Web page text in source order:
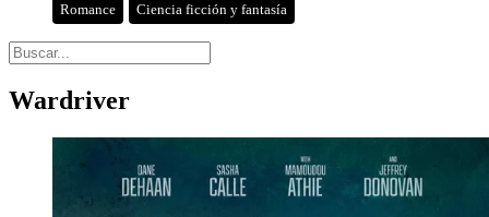
Romance
Ciencia ficción y fantasía
Wardriver